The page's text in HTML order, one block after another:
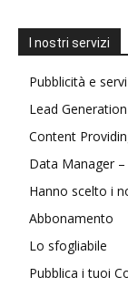
I nostri servizi
Pubblicità e
Lead Generation
Content
Data Manager
Hanno scelto i
Abbonamento
Lo sfogliabile
Pubblica i tuoi